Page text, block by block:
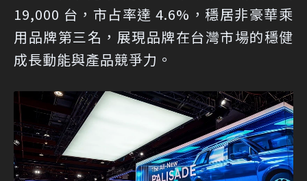
19,000 台，市占率達 4.6%，穩居非豪華乘
用品牌第三名，展現品牌在台灣市場的穩健
成長動能與產品競爭力。